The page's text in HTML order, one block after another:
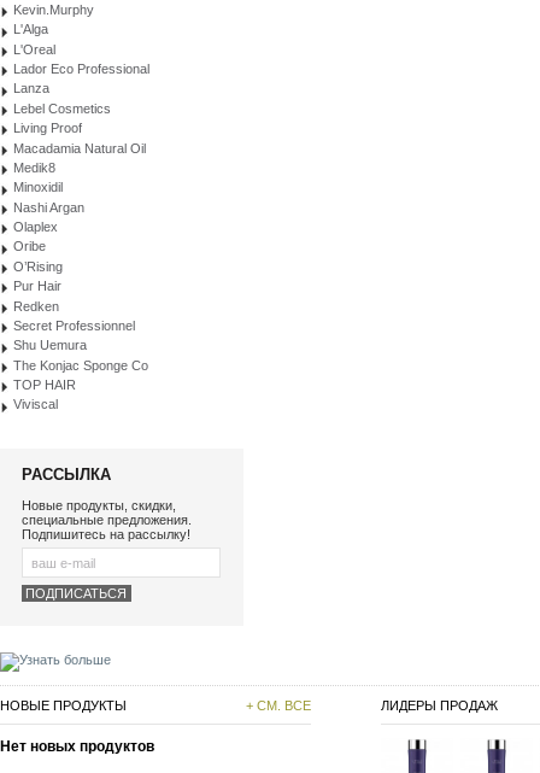
Kevin.Murphy
L'Alga
L'Oreal
Lador Eco Professional
Lanza
Lebel Cosmetics
Living Proof
Macadamia Natural Oil
Medik8
Minoxidil
Nashi Argan
Olaplex
Oribe
O’Rising
Pur Hair
Redken
Secret Professionnel
Shu Uemura
The Konjac Sponge Co
TOP HAIR
Viviscal
РАССЫЛКА
Новые продукты, скидки,
специальные предложения.
Подпишитесь на рассылку!
НОВЫЕ ПРОДУКТЫ + СМ. ВСЕ
Нет новых продуктов
ЛИДЕРЫ ПРОДАЖ